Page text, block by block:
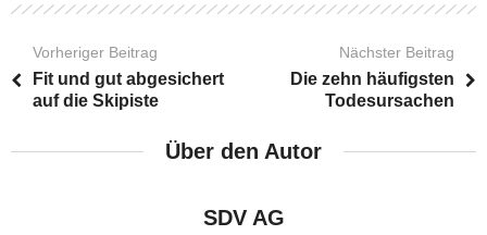
Vorheriger Beitrag
Fit und gut abgesichert
auf die Skipiste
Nächster Beitrag
Die zehn häufigsten
Todesursachen
Über den Autor
SDV AG